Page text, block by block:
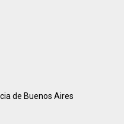
de Buenos Aires